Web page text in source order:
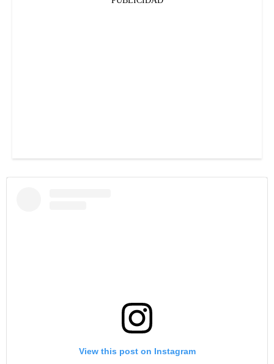
View this post on Instagram